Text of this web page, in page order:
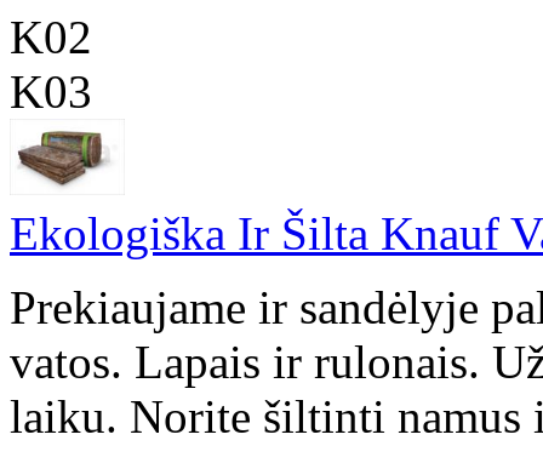
K02
K03
Ekologiška Ir Šilta Knauf
Prekiaujame ir sandėlyje
vatos. Lapais ir rulonais.
laiku. Norite šiltinti namus